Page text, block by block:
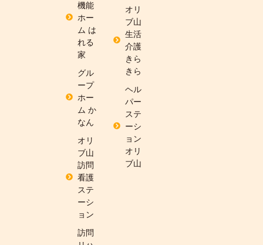
機能
ホー
ム は
れる
家
グル
ープ
ホー
ム か
なん
オリ
ブ山
訪問
看護
ステ
ーシ
ョン
訪問
オリ
ブ山
生活
介護
きら
きら
ヘル
パー
ステ
ーシ
ョン
オリ
ブ山